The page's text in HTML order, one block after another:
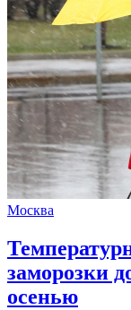
Москва
заморозки
осенью